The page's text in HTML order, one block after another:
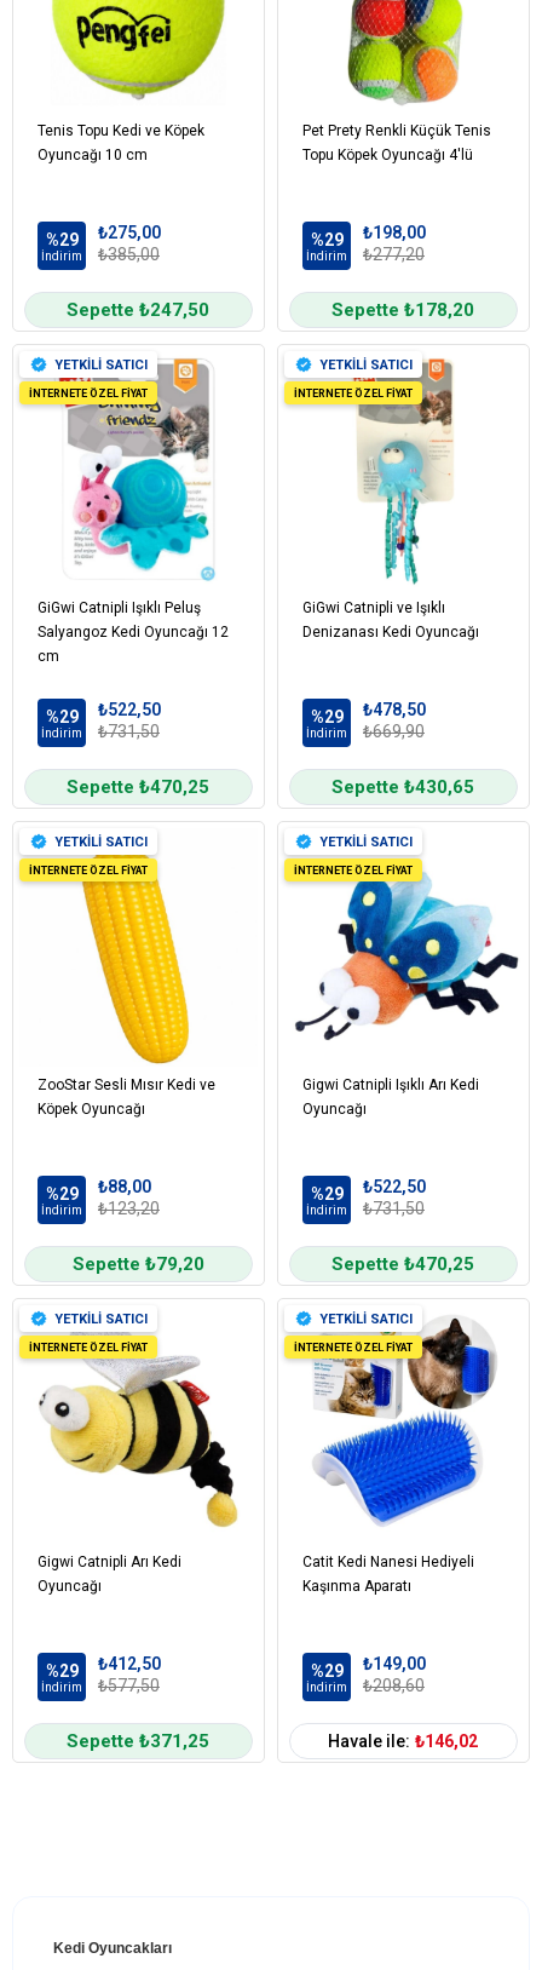
Tenis Topu Kedi ve Köpek
Oyuncağı 10 cm
%29
İndirim
₺275,00
₺385,00
Sepette ₺247,50
Pet Prety Renkli Küçük Tenis
Topu Köpek Oyuncağı 4'lü
%29
İndirim
₺198,00
₺277,20
Sepette ₺178,20
GiGwi Catnipli Işıklı Peluş
Salyangoz Kedi Oyuncağı 12
cm
%29
İndirim
₺522,50
₺731,50
YETKİLİ SATICI
İNTERNETE ÖZEL FİYAT
Sepette ₺470,25
GiGwi Catnipli ve Işıklı
Denizanası Kedi Oyuncağı
%29
İndirim
₺478,50
₺669,90
YETKİLİ SATICI
İNTERNETE ÖZEL FİYAT
Sepette ₺430,65
ZooStar Sesli Mısır Kedi ve
Köpek Oyuncağı
%29
İndirim
₺88,00
₺123,20
YETKİLİ SATICI
İNTERNETE ÖZEL FİYAT
Sepette ₺79,20
Gigwi Catnipli Işıklı Arı Kedi
Oyuncağı
%29
İndirim
₺522,50
₺731,50
YETKİLİ SATICI
İNTERNETE ÖZEL FİYAT
Sepette ₺470,25
Gigwi Catnipli Arı Kedi
Oyuncağı
%29
İndirim
₺412,50
₺577,50
YETKİLİ SATICI
İNTERNETE ÖZEL FİYAT
Sepette ₺371,25
Catit Kedi Nanesi Hediyeli
Kaşınma Aparatı
%29
İndirim
₺149,00
₺208,60
YETKİLİ SATICI
İNTERNETE ÖZEL FİYAT
Havale ile: ₺146,02
Kedi Oyuncakları